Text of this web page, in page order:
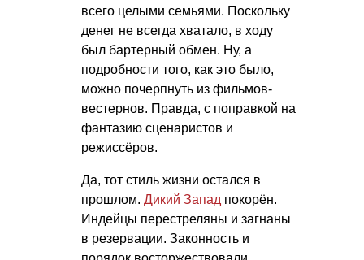
всего целыми семьями. Поскольку
денег не всегда хватало, в ходу
был бартерный обмен. Ну, а
подробности того, как это было,
можно почерпнуть из фильмов-
вестернов. Правда, с поправкой на
фантазию сценаристов и
режиссёров.
Да, тот стиль жизни остался в
прошлом. Дикий Запад покорён.
Индейцы перестреляны и загнаны
в резервации. Законность и